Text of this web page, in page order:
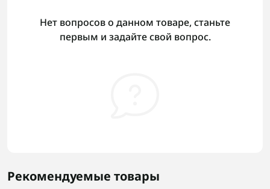
Нет вопросов о данном товаре, станьте
первым и задайте свой вопрос.
Рекомендуемые товары